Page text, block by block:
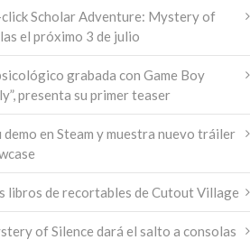
Scholar Adventure: Mystery of
el próximo 3 de julio
grabada con Game Boy
presenta su primer teaser
en Steam y muestra nuevo tráiler
libros de recortables de Cutout Village
of Silence dará el salto a consolas